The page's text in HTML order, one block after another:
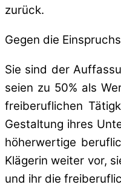
zurück.
Gegen die
Sie sind der
seien zu 50% als
freiberuflichen
Gestaltung ihres
höherwertige
Klägerin weiter vor,
und ihr die